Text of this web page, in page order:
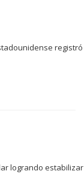
registró
logrando estabilizar